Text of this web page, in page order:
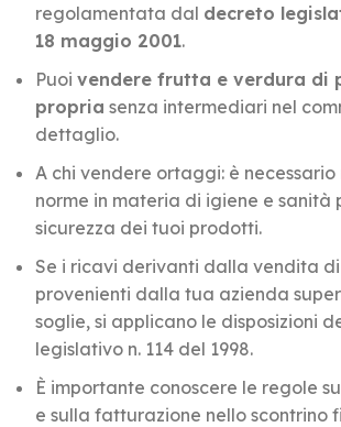
regolamentata dal decreto
18 maggio 2001.
Puoi vendere frutta e verdura di
propria senza intermediari nel
dettaglio.
A chi vendere ortaggi: è
norme in materia di igiene e sanità
sicurezza dei tuoi prodotti.
Se i ricavi derivanti dalla vendita
provenienti dalla tua azienda
soglie, si applicano le disposizioni
legislativo n. 114 del 1998.
È importante conoscere le regole
e sulla fatturazione nello scontrino